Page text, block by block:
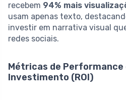
recebem 94% mais
usam apenas texto,
investir em narrativa visual
redes sociais.
Métricas de Performance
Investimento (ROI)